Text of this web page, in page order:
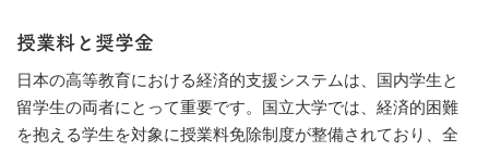
授業料と奨学金
日本の高等教育における経済的支援システムは、国内学生と
留学生の両者にとって重要です。国立大学では、経済的困難
を抱える学生を対象に授業料免除制度が整備されており、全